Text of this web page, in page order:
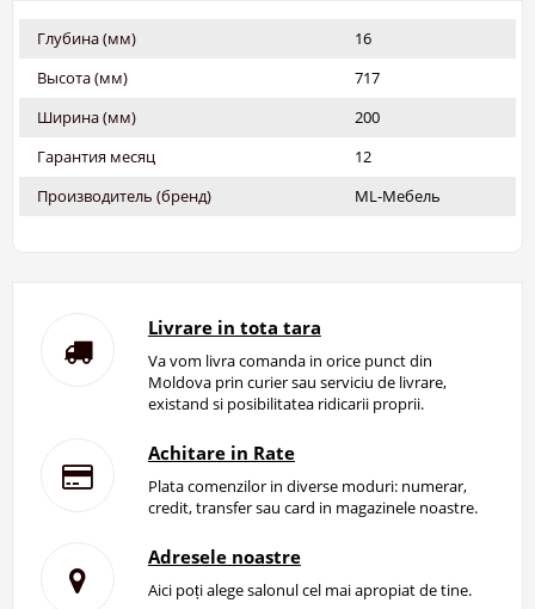
Глубина (мм)
16
Высота (мм)
717
Ширина (мм)
200
Гарантия месяц
12
Производитель (бренд)
ML-Мебель
Livrare in tota tara
Va vom livra comanda in orice punct din
Moldova prin curier sau serviciu de livrare,
existand si posibilitatea ridicarii proprii.
Achitare in Rate
Plata comenzilor in diverse moduri: numerar,
credit, transfer sau card in magazinele noastre.
Adresele noastre
Aici poți alege salonul cel mai apropiat de tine.